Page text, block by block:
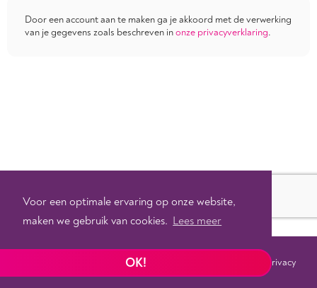
Voor een optimale ervaring op onze website,
maken we gebruik van cookies. Lees meer
OK!
Door een account aan te maken ga je akkoord met de verwerking
van je gegevens zoals beschreven inonze privacyverklaring.
Tixly Privacy